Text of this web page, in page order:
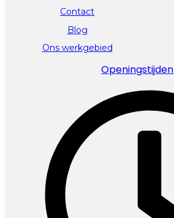
Contact
Blog
Ons werkgebied
Openingstijden